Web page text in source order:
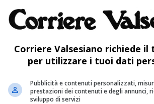
cerca un comandante
settimane due bandi per
si è conclusa lunedì 20
Corriere Valsesiano richiede il
per utilizzare i tuoi dati
Pubblicità e contenuti personalizzati,
prestazioni dei contenuti e degli annunci,
sviluppo di servizi